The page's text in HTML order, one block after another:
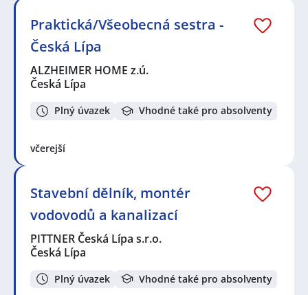
Praktická/Všeobecná sestra -
Česká Lípa
ALZHEIMER HOME z.ú.
Česká Lípa
Plný úvazek Vhodné také pro absolventy
včerejší
Stavební dělník, montér
vodovodů a kanalizací
PITTNER Česká Lípa s.r.o.
Česká Lípa
Plný úvazek Vhodné také pro absolventy